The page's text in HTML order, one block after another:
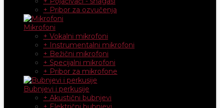
+ Pribor za ozvučenja
Mikrofoni
+ Vokalni mikrofoni
+ Instrumentalni mikrofoni
+ Bežični mikrofoni
+ Specijalni mikrofoni
+ Pribor za mikrofone
Bubnjevi i perkusije
+ Akustični bubnjevi